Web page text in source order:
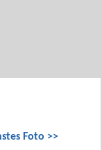
Foto >>